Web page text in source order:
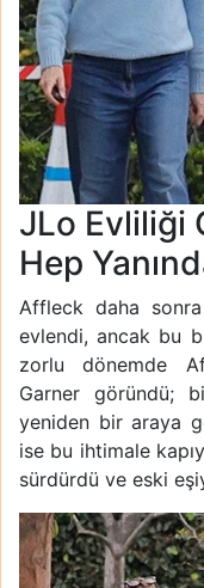
JLo Evliliği
Hep
Affleck daha
evlendi, ancak bu
zorlu dönemde
Garner göründü;
yeniden bir araya
ise bu ihtimale
sürdürdü ve eski